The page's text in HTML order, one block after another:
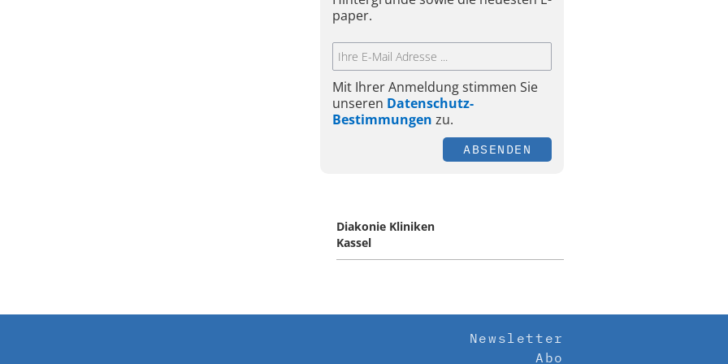
paper.
Mit Ihrer Anmeldung stimmen Sie
unseren Datenschutz-
Bestimmungen zu.
ABSENDEN
Diakonie Kliniken
Kassel
Newsletter
Abo